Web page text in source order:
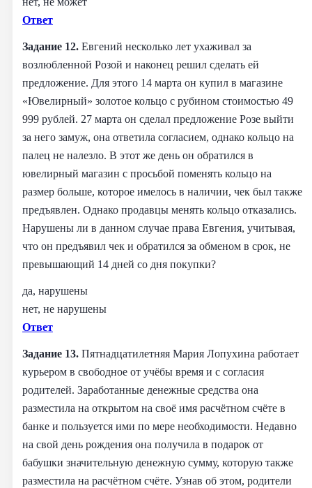
Ответ
Задание 12. Евгений несколько лет ухаживал за
возлюбленной Розой и наконец решил сделать ей
предложение. Для этого 14 марта он купил в магазине
«Ювелирный» золотое кольцо с рубином стоимостью 49
999 рублей. 27 марта он сделал предложение Розе выйти
за него замуж, она ответила согласием, однако кольцо на
палец не налезло. В этот же день он обратился в
ювелирный магазин с просьбой поменять кольцо на
размер больше, которое имелось в наличии, чек был также
предъявлен. Однако продавцы менять кольцо отказались.
Нарушены ли в данном случае права Евгения, учитывая,
что он предъявил чек и обратился за обменом в срок, не
превышающий 14 дней со дня покупки?
да, нарушены
нет, не нарушены
Ответ
Задание 13. Пятнадцатилетняя Мария Лопухина работает
курьером в свободное от учёбы время и с согласия
родителей. Заработанные денежные средства она
разместила на открытом на своё имя расчётном счёте в
банке и пользуется ими по мере необходимости. Недавно
на свой день рождения она получила в подарок от
бабушки значительную денежную сумму, которую также
разместила на расчётном счёте. Узнав об этом, родители